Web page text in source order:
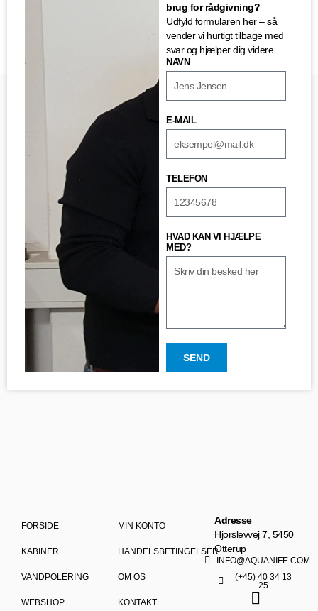
brug for rådgivning?
Udfyld formularen her – så
vender vi hurtigt tilbage med
svar og hjælper dig videre.
NAVN
E-MAIL
TELEFON
HVAD KAN VI HJÆLPE
MED?
SEND
FORSIDE
KABINER
VANDPOLERING
WEBSHOP
MIN KONTO
HANDELSBETINGELSER
OM OS
KONTAKT
Adresse
Hjorslevvej 7, 5450
Otterup
INFO@AQUANIFE.COM
(+45) 40 34 13
25